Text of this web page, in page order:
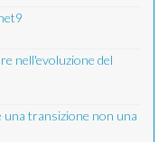
nell'evoluzione del
una transizione non una